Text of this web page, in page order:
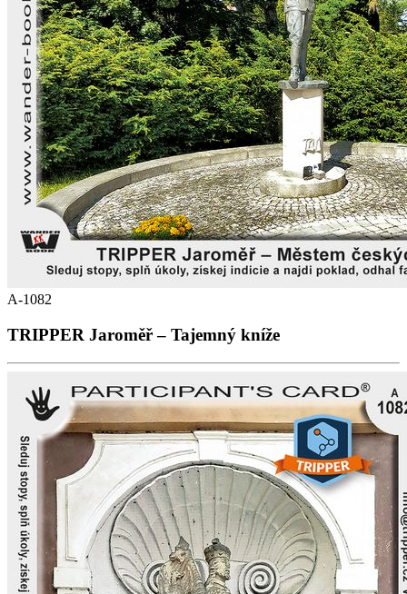
A-1082
TRIPPER Jaroměř – Tajemný kníže